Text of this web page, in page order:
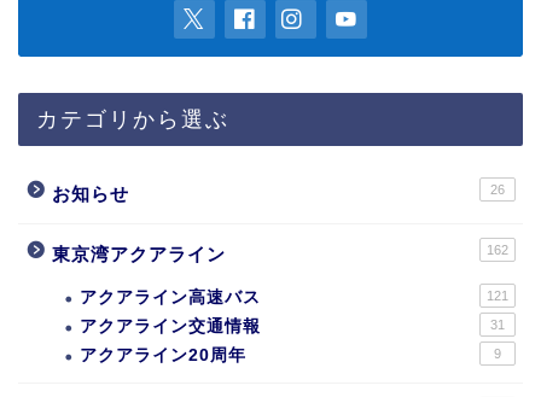
カテゴリから選ぶ
お知らせ 26
東京湾アクアライン 162
アクアライン高速バス 121
アクアライン交通情報 31
アクアライン20周年 9